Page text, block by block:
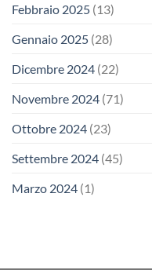
Febbraio 2025 (13)
Gennaio 2025 (28)
Dicembre 2024 (22)
Novembre 2024 (71)
Ottobre 2024 (23)
Settembre 2024 (45)
Marzo 2024 (1)